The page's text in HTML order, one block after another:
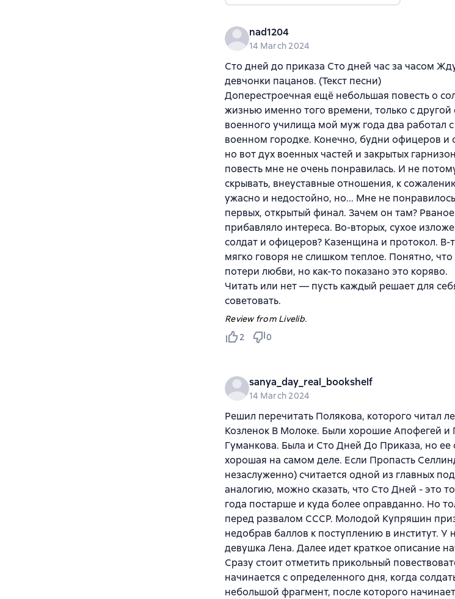
nad1204
14 March 2024
Сто дней до приказа Сто дней час за часом
девчонки пацанов. (Текст песни)
Доперестроечная ещё небольшая повесть о
жизнью именно того времени, только с
военного училища мой муж года два работал
военном городке. Конечно, будни офицеров и
но вот дух военных частей и закрытых
повесть мне не очень понравилась. И не
скрывать, внеуставные отношения, к
ужасно и недостойно, но... Мне не
первых, открытый финал. Зачем он там?
прибавляло интереса. Во-вторых, сухое
солдат и офицеров? Казенщина и протокол. В-
мягко говоря не слишком теплое. Понятно,
потери любви, но как-то показано это коряво.
Читать или нет — пусть каждый решает для
советовать.
Review from Livelib.
2
0
sanya_day_real_bookshelf
14 March 2024
Решил перечитать Полякова, которого читал
Козленок В Молоке. Были хорошие Апофегей и
Гуманкова. Была и Сто Дней До Приказа, но
хорошая на самом деле. Если Пропасть
незаслуженно) считается одной из главных
аналогию, можно сказать, что Сто Дней - это
года постарше и куда более оправданно. Но
перед развалом СССР. Молодой Купряшин
недобрав баллов к поступлению в институт. У
девушка Лена. Далее идет краткое описание
Сразу стоит отметить прикольный
начинается с определенного дня, когда
небольшой фрагмент, после которого